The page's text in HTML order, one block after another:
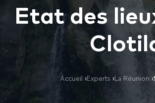
Etat des
Accueil ›Experts ›La Réunion ›